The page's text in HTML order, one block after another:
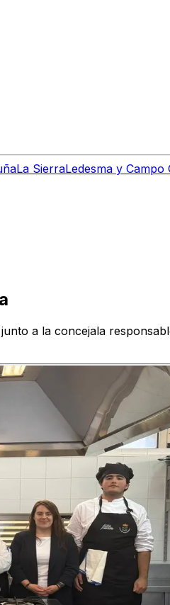
La SierraLedesma y Campo
a la concejala